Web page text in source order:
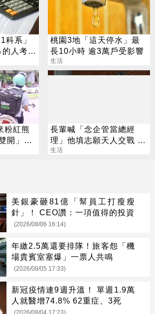
科系」
人考不
桃園3地「這天停水」最
長10小時 逾3萬戶受影響
生活
粉紅熊
開」暗
長輩喊「念企管當總經
理」他填志願天人交戰 過
來人曝殘酷真相
生活
美銀豪砸81億「幫員工打瘦瘦
針」！ CEO讚：一項值得的投資
(2026/08/06 16:14)
年繳2.5萬還要排隊！旅客怨「機
場貴賓室塞爆」一票人共鳴
(2026/08/05 17:33)
新冠疫情連9週升溫！ 單週1.9萬
人就醫增74.8% 62重症、3死